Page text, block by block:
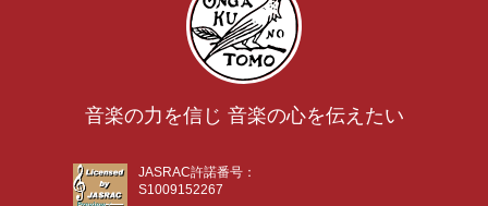
音楽の力を信じ 音楽の心を伝えたい
JASRAC許諾番号：
S1009152267